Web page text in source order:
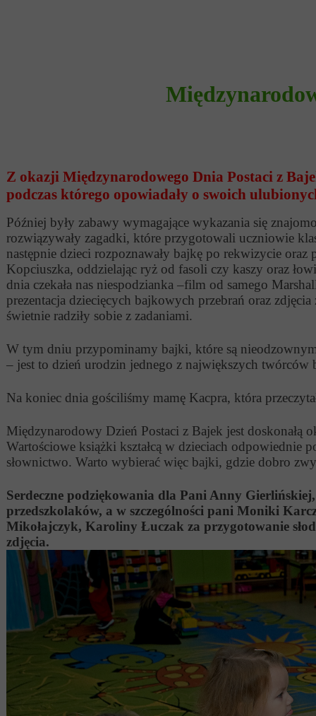
Z okazji Międzynarodowego Dnia Postaci z
podczas którego opowiadały o swoich
Później były zabawy wymagające wykazania się
rozwiązywały zagadki, które przygotowali uczniowie
następnie dzieci rozpoznawały bajkę po rekwizycie
Kopciuszka, oddzielając ryż od fasoli czy kaszy oraz
dnia czekała nas niespodzianka –film od samego
prezentacja dziecięcych bajkowych przebrań oraz
świetnie radziły sobie z zadaniami.
W tym dniu przypominamy bajki, które są
– jest to dzień urodzin jednego z największych twórców
Na koniec dnia gościliśmy mamę Kacpra, która
Międzynarodowy Dzień Postaci z Bajek jest doskonałą
Wartościowe książki kształcą w dzieciach odpowiednie
słownictwo. Warto wybierać więc bajki, gdzie dobro
Serdeczne podziękowania dla Pani Anny
przedszkolaków, a w szczególności pani Moniki
Mikołajczyk, Karoliny Łuczak za przygotowanie
zdjęcia.